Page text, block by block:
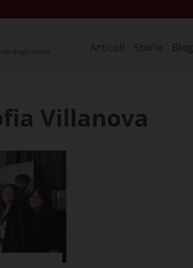
Articoli Storie Blog
Villanova